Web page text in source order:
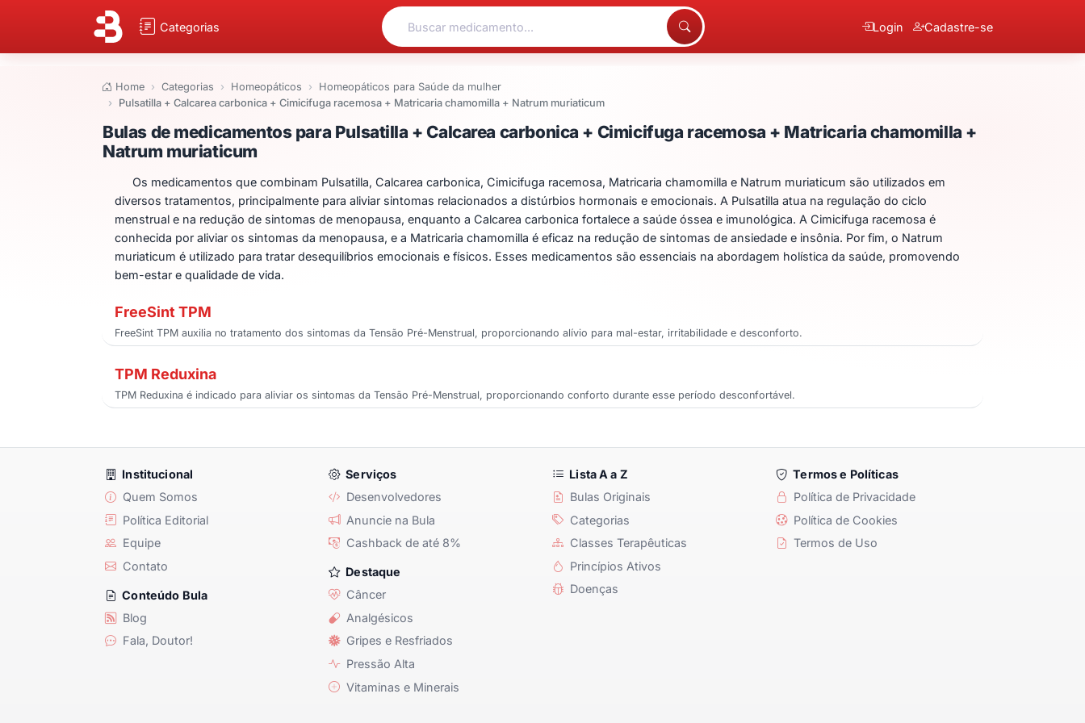
Categorias Login Cadastre-se
Home Categorias Homeopáticos
Homeopáticos para Saúde da mulher
Pulsatilla + Calcarea carbonica + Cimicifuga racemosa + Matricaria chamomilla + Natrum muriaticum
Bulas de medicamentos para Pulsatilla + Calcarea carbonica +
Bulas de medicamentos para Pulsatilla + Calcarea carbonica + Cimicifuga racemosa + Matricaria chamomilla +
Natrum muriaticum
Os medicamentos que combinam Pulsatilla, Calcarea carbonica, Cimicifuga racemosa, Matricaria chamomilla e Natrum muriaticum são utilizados em
diversos tratamentos, principalmente para aliviar sintomas relacionados a distúrbios hormonais e emocionais. A Pulsatilla atua na regulação do ciclo
menstrual e na redução de sintomas de menopausa, enquanto a Calcarea carbonica fortalece a saúde óssea e imunológica. A Cimicifuga racemosa é
conhecida por aliviar os sintomas da menopausa, e a Matricaria chamomilla é eficaz na redução de sintomas de ansiedade e insônia. Por fim, o Natrum
muriaticum é utilizado para tratar desequilíbrios emocionais e físicos. Esses medicamentos são essenciais na abordagem holística da saúde, promovendo
bem-estar e qualidade de vida.
FreeSint TPM
FreeSint TPM auxilia no tratamento dos sintomas da Tensão Pré-Menstrual, proporcionando alívio para mal-estar, irritabilidade e desconforto.
TPM Reduxina
TPM Reduxina é indicado para aliviar os sintomas da Tensão Pré-Menstrual, proporcionando conforto durante esse período desconfortável.
Institucional
Quem Somos
Política Editorial
Equipe
Contato
Conteúdo Bula
Blog
Fala, Doutor!
Serviços
Desenvolvedores
Anuncie na Bula
Cashback de até 8%
Destaque
Câncer
Analgésicos
Gripes e Resfriados
Pressão Alta
Vitaminas e Minerais
Lista A a Z
Bulas Originais
Categorias
Classes Terapêuticas
Princípios Ativos
Doenças
Termos e Políticas
Política de Privacidade
Política de Cookies
Termos de Uso